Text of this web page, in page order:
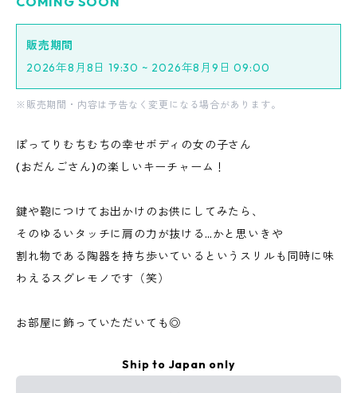
販売期間
2026年8月8日 19:30 ~ 2026年8月9日 09:00
※販売期間・内容は予告なく変更になる場合があります。
ぽってりむちむちの幸せボディの女の子さん
(おだんごさん)の楽しいキーチャーム！
鍵や鞄につけてお出かけのお供にしてみたら、
そのゆるいタッチに肩の力が抜ける…かと思いきや
割れ物である陶器を持ち歩いているというスリルも同時に味
わえるスグレモノです（笑）
お部屋に飾っていただいても◎
Ship to Japan only